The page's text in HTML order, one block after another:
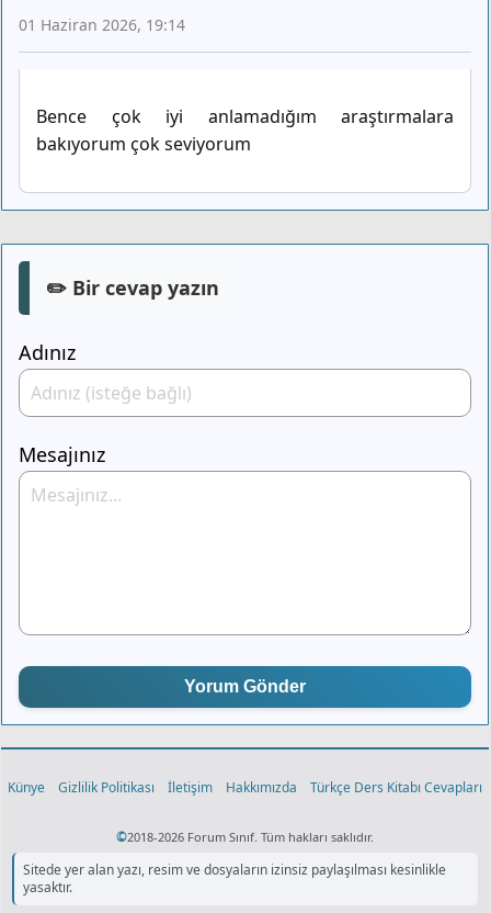
01 Haziran 2026, 19:14
Bence çok iyi anlamadığım araştırmalara
bakıyorum çok seviyorum
✏️ Bir cevap yazın
Adınız
Mesajınız
Yorum Gönder
Künye Gizlilik Politikası İletişim Hakkımızda Türkçe Ders Kitabı Cevapları
©2018-2026 Forum Sınıf. Tüm hakları saklıdır.
Sitede yer alan yazı, resim ve dosyaların izinsiz paylaşılması kesinlikle
yasaktır.